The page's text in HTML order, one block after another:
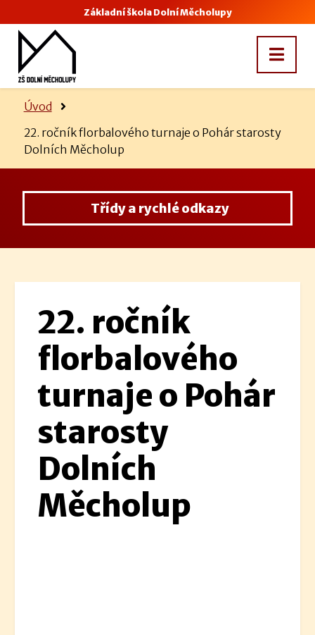
Základní škola Dolní Měcholupy
Úvod
22. ročník florbalového turnaje o Pohár starosty
Dolních Měcholup
Třídy a rychlé odkazy
22. ročník
florbalového
turnaje o Pohár
starosty
Dolních
Měcholup